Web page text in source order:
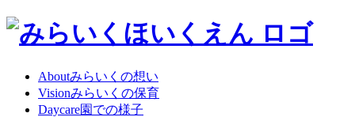
Aboutみらいくの想い
Visionみらいくの保育
Daycare園での様子